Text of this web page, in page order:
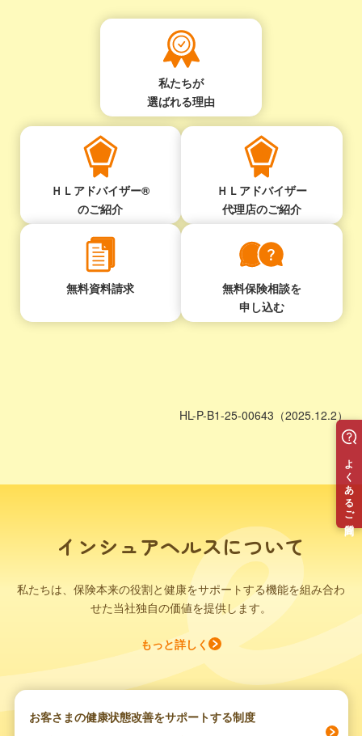
私たちが
選ばれる理由
ＨＬアドバイザー®
のご紹介
ＨＬアドバイザー
代理店のご紹介
無料資料請求
無料保険相談を
申し込む
HL-P-B1-25-00643（2025.12.2）
インシュアヘルスについて
私たちは、保険本来の役割と健康をサポートする機能を組み合わ
せた当社独自の価値を提供します。
もっと詳しく
お客さまの健康状態改善をサポートする制度